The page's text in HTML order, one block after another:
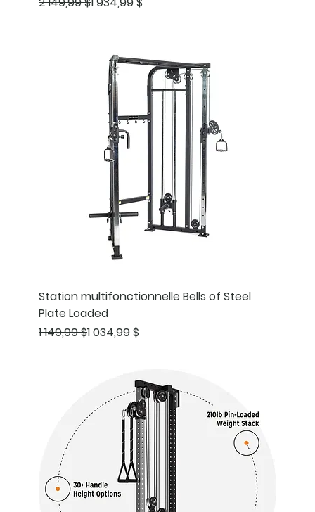
Station multifonctionnelle Bells of Steel
Plate Loaded
Prix original
1 149,99 $
Prix promotionnel
1 034,99 $